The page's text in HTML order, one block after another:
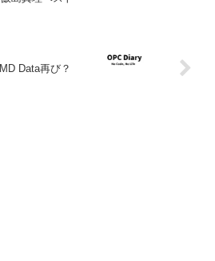
MD Data再び？